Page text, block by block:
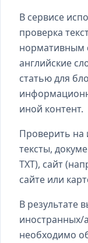
В сервисе
проверка
нормативным
английские
статью для
иной контент.
Проверить на
тексты,
TXT), сайт
сайте или
В результате
иностранных/
необходимо